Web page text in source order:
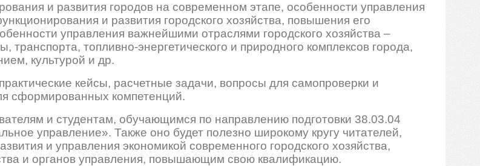
и развития городов на современном этапе, особенности управления
и развития городского хозяйства, повышения его
управления важнейшими отраслями городского хозяйства –
топливно-энергетического и природного комплексов города,
культурой и др.
кейсы, расчетные задачи, вопросы для самопроверки и
сформированных компетенций.
и студентам, обучающимся по направлению подготовки 38.03.04
управление». Также оно будет полезно широкому кругу читателей,
и управления экономикой современного городского хозяйства,
и органов управления, повышающим свою квалификацию.